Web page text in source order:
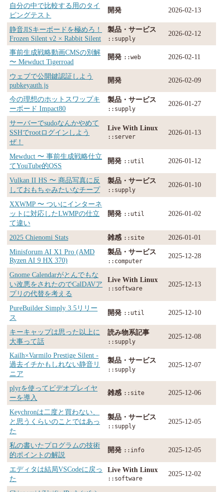
自分の中で比較する用のタイ
ピングテスト
開発 2026-02-13
静音JISキーボードを極めろ！
Frozen Silent v2 × Rabbit Silent
製品・サービス
::supply
2026-02-12
事前生成戦略動画CMSの別解
〜 Mewduct Tigerroad
開発 ::web 2026-02-11
ウェブで公開鍵認証しよう
pubkeyauth.js
開発 2026-02-09
今の理想のホットスワップキ
ーボード Impact80
製品・サービス
::supply
2026-01-27
サーバーでsudoなんかやめて
SSHでrootログインしよう
ぜ！
Live With Linux
::server
2026-01-13
Mewduct 〜 事前生成戦略仕立
てYouTube的OSS
開発 ::util 2026-01-12
Vulkan II HS 〜 商品写真に反
しておもちゃみたいなチープ
製品・サービス
::supply
2026-01-10
XXWMP 〜 ついにインターネ
ットに対応したLWMPの仕立
て違い
開発 ::util 2026-01-02
2025 Chienomi Stats 雑感 ::site
2026-01-01
Minisforum AI X1 Pro (AMD
Ryzen AI 9 HX 370)
製品・サービス
::computer
2025-12-28
Gnome Calendarがとんでもな
い改悪をされたのでCalDAVア
プリの代替を考える
Live With Linux
::software
2025-12-13
PureBuilder Simply 3.5リリー
ス
開発 ::util 2025-12-10
キーキャップは思った以上に
大事って話
読み物系記事
::supply
2025-12-08
Kailh×Varmilo Prestige Silent -
過去イチかもしれない静音リ
ニア
製品・サービス
::supply
2025-12-07
plyrを使ってビデオプレイヤ
ーを導入
雑感 ::site 2025-12-06
Keychronは二度と買わない、
と思うくらいのことではあっ
た
製品・サービス
::supply
2025-12-05
私の書いたプログラムの技術
的ポイントの解説
開発 ::info 2025-12-05
エディタは結局VSCodeに戻っ
た
Live With Linux
::software
2025-12-02